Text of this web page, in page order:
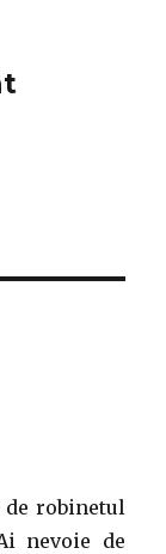
robinetul
nevoie de